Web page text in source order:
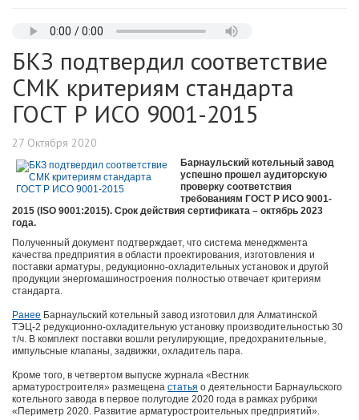
БКЗ подтвердил соответствие
СМК критериям стандарта
ГОСТ Р ИСО 9001-2015
27 Октября 2020
Барнаульский котельный завод
успешно прошел аудиторскую
проверку соответствия
требованиям ГОСТ Р ИСО 9001-
2015 (ISO 9001:2015). Срок действия сертификата – октябрь 2023
года.
Полученный документ подтверждает, что система менеджмента
качества предприятия в области проектирования, изготовления и
поставки арматуры, редукционно-охладительных установок и другой
продукции энергомашиностроения полностью отвечает критериям
стандарта.
Ранее Барнаульский котельный завод изготовил для Алматинской
ТЭЦ-2 редукционно-охладительную установку производительностью 30
т/ч. В комплект поставки вошли регулирующие, предохранительные,
импульсные клапаны, задвижки, охладитель пара.
Кроме того, в четвертом выпуске журнала «Вестник
арматуростроителя» размещена статья о деятельности Барнаульского
котельного завода в первое полугодие 2020 года в рамках рубрики
«Периметр 2020. Развитие арматуростроительных предприятий».